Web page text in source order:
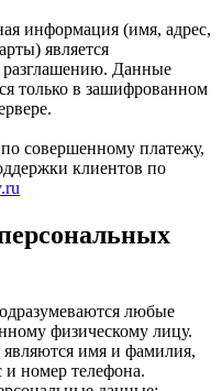
информация (имя, адрес,
является
Данные
только в зашифрованном
совершенному платежу,
клиентов по
любые
физическому лицу.
имя и фамилия,
и номер телефона.